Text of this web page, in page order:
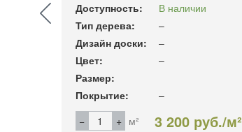
Доступность:
В наличии
Тип дерева:
–
Дизайн доски:
–
Цвет:
–
Размер:
Покрытие:
–
м²
3 200 руб./м²